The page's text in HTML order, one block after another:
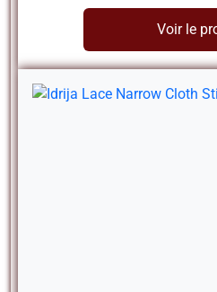
Voir le